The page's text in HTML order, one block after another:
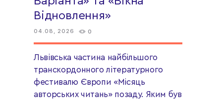
Відновлення»
04.08, 2026 0
Львівська частина найбільшого
транскордонного літературного
фестивалю Європи «Місяць
авторських читань» позаду. Яким був